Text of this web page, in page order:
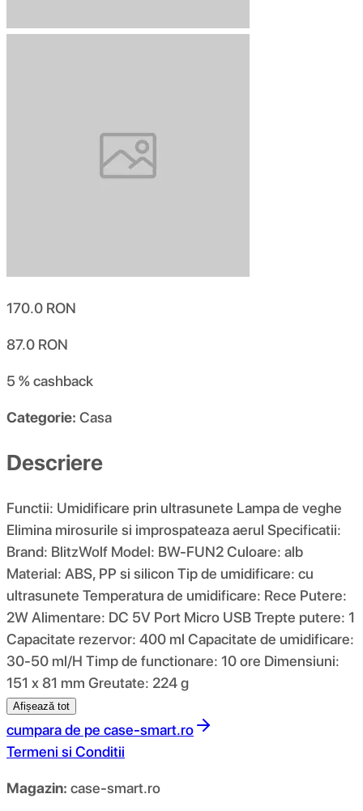
170.0 RON
87.0 RON
5 %cashback
Categorie: Casa
Descriere
Functii: Umidificare prin ultrasunete Lampa de veghe
Elimina mirosurile si improspateaza aerul Specificatii:
Brand: BlitzWolf Model: BW-FUN2 Culoare: alb
Material: ABS, PP si silicon Tip de umidificare: cu
ultrasunete Temperatura de umidificare: Rece Putere:
2W Alimentare: DC 5V Port Micro USB Trepte putere: 1
Capacitate rezervor: 400 ml Capacitate de umidificare:
30-50 ml/H Timp de functionare: 10 ore Dimensiuni:
151 x 81 mm Greutate: 224 g
Afișează tot
cumpara de pe case-smart.ro
Termeni si Conditii
Magazin: case-smart.ro